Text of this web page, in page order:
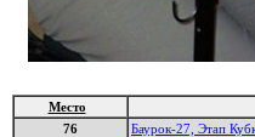
Место
76
Баурок-27, Этап